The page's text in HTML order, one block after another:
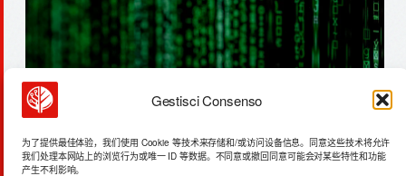
Gestisci Consenso
为了提供最佳体验，我们使用 Cookie 等技术来存储和/或访问设备信息。同意这些技术将允许
我们处理本网站上的浏览行为或唯一 ID 等数据。不同意或撤回同意可能会对某些特性和功能
产生不利影响。
印度化肥合同：180亿欧元保障作物产量